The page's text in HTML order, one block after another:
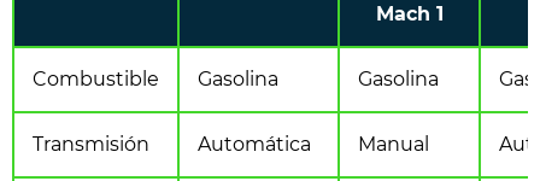
Mach 1
Combustible Gasolina Gasolina
Transmisión Automática Manual